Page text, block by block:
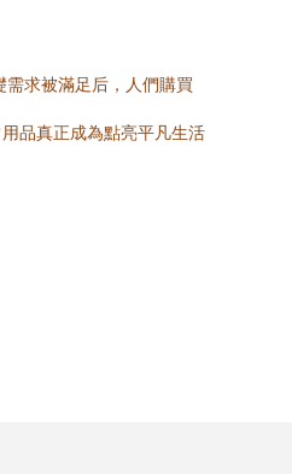
求被滿足后，人們購買
品真正成為點亮平凡生活